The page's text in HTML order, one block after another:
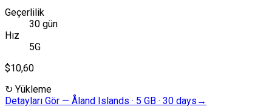
Geçerlilik
30 gün
Hız
5G
$10,60
↻ Yükleme
Detayları Gör — Åland Islands · 5 GB · 30 days →